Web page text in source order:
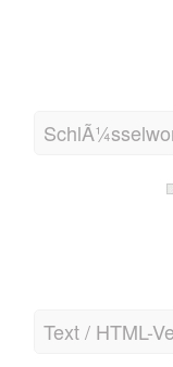
Text / HTML-